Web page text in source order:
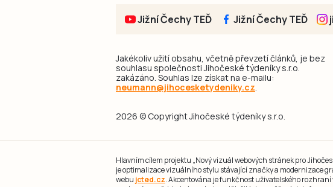
Jižní Čechy TEĎ Jižní Čechy TEĎ
Jakékoliv užití obsahu, včetně převzetí článků, je bez
souhlasu společnosti Jihočeské týdeníky s.r.o.
zakázáno. Souhlas lze získat na e-mailu:
neumann@jihocesketydeniky.cz.
2026 © Copyright Jihočeské týdeníky s.r.o.
Hlavním cílem projektu „Nový vizuál webových stránek pro
je optimalizace vizuálního stylu stávající značky a modernizace
webu jcted.cz. Akcentována je funkčnost uživatelského rozhraní